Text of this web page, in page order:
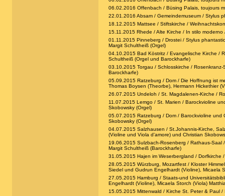
06.02.2016 Offenbach / Büsing Palais, toujours
22.01.2016 Absam / Gemeindemuseum / Stylus
18.12.2015 Mattsee / Stiftskirche /
15.11.2015 Rhede / Alte Kirche / In stilo moderno
01.11.2015 Pinneberg / Drostei / Stylus
Margit Schultheiß (Orgel)
04.10.2015 Bad Köstritz / Evangelische Kirche /
Schultheiß (Orgel und Barockharfe)
03.10.2015 Torgau / Schlosskirche /
Barockharfe)
05.09.2015 Ratzeburg / Dom / Die Hoffnung ist
Thomas Boysen (Theorbe), Hermann Hickethier
26.07.2015 Undeloh / St. Magdalenen-Kirche /
11.07.2015 Lemgo / St. Marien / Barockvioline
Skobowsky (Orgel)
05.07.2015 Ratzeburg / Dom / Barockvioline und
Skobowsky (Orgel)
04.07.2015 Salzhausen / St.Johannis-Kirche,
(Violine und Viola d'amore) und Christian
19.06.2015 Sulzbach-Rosenberg / Rathaus-Saal
Margit Schultheiß (Barockharfe)
31.05.2015 Hajen im Weserbergland / Dorfkirche
28.05.2015 Würzburg, Mozartfest / Kloster
Siedel und Gudrun Engelhardt (Violine), Micaela
27.05.2015 Hamburg / Staats-und
Engelhardt (Violine), Micaela Storch (Viola)
15.05.2015 Mittenwald / Kirche St. Peter & Paul